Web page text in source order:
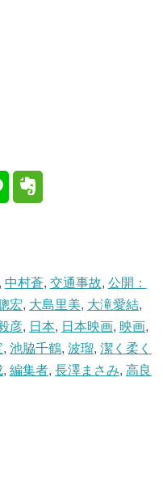
, 中村蒼, 交通事故, 公開：
宏, 大島里美, 大滝愛結,
彦, 日本, 日本映画, 映画,
, 池脇千鶴, 波瑠, 潔く柔く
, 編集者, 長澤まさみ, 高良